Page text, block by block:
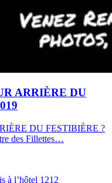
ARRIÈRE DU
DU FESTIBIÈRE ?
des Fillettes…